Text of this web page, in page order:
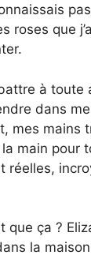
roses que
à toute
dans
mes mains
main pour
réelles,
que ça ?
la